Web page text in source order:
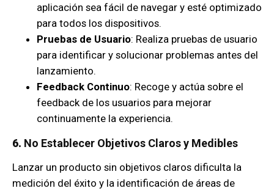
aplicación sea fácil de navegar y esté optimizado
para todos los dispositivos.
Pruebas de Usuario: Realiza pruebas de usuario
para identificar y solucionar problemas antes del
lanzamiento.
Feedback Continuo: Recoge y actúa sobre el
feedback de los usuarios para mejorar
continuamente la experiencia.
6. No Establecer Objetivos Claros y Medibles
Lanzar un producto sin objetivos claros dificulta la
medición del éxito y la identificación de áreas de